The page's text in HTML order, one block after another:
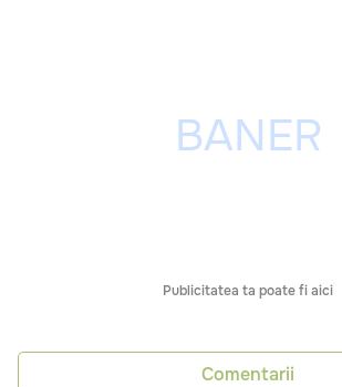
Publicitatea ta poate fi aici
Comentarii